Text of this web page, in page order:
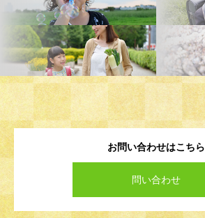
お問い合わせはこちら
問い合わせ